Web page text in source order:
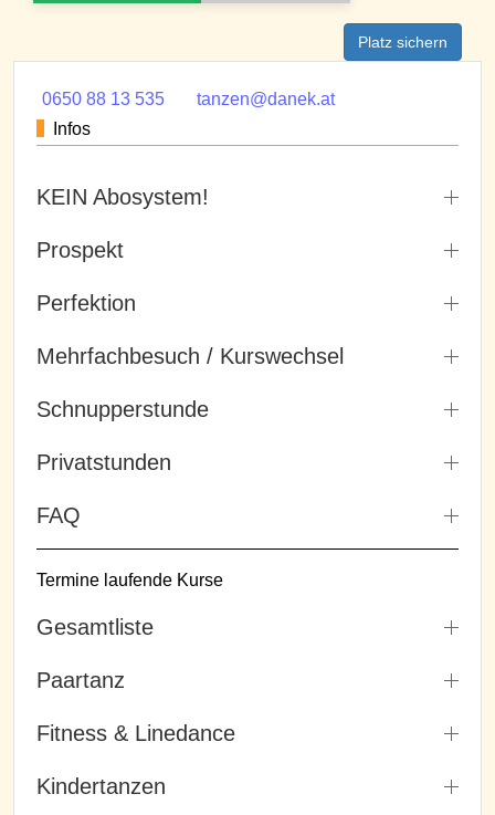
Platz sichern
0650 88 13 535
tanzen@danek.at
Infos
KEIN Abosystem!
Prospekt
Perfektion
Mehrfachbesuch / Kurswechsel
Schnupperstunde
Privatstunden
FAQ
Termine laufende Kurse
Gesamtliste
Paartanz
Fitness & Linedance
Kindertanzen